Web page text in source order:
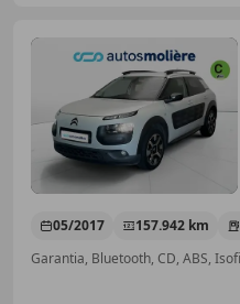
05/2017 157.942 km